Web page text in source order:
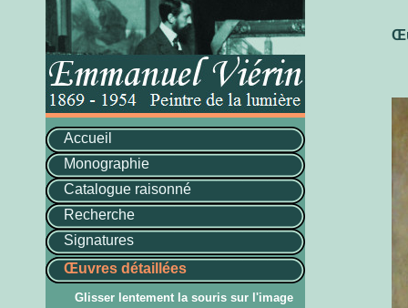
Accueil
Monographie
Catalogue raisonné
Recherche
Signatures
Œuvres détaillées
Glisser lentement la souris sur l'image